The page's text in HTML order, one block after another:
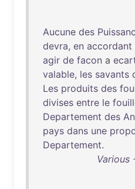
Aucune des
devra, en accordant
agir de facon a
valable, les savants
Les produits des
divises entre le
Departement des
pays dans une
Departement.
Various